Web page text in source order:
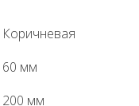
Коричневая
60 мм
200 мм